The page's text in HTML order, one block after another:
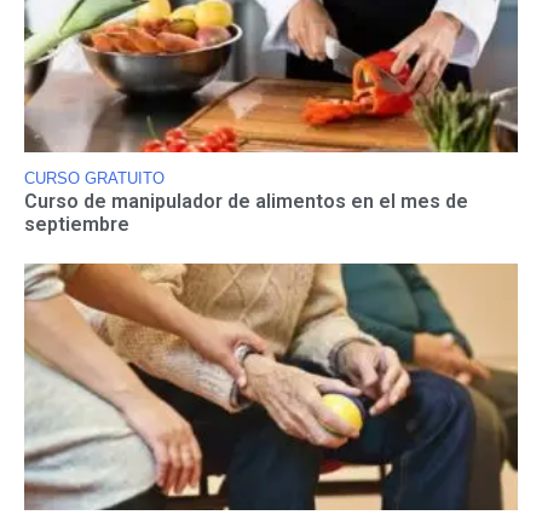
CURSO GRATUITO
Curso de manipulador de alimentos en el mes de
septiembre